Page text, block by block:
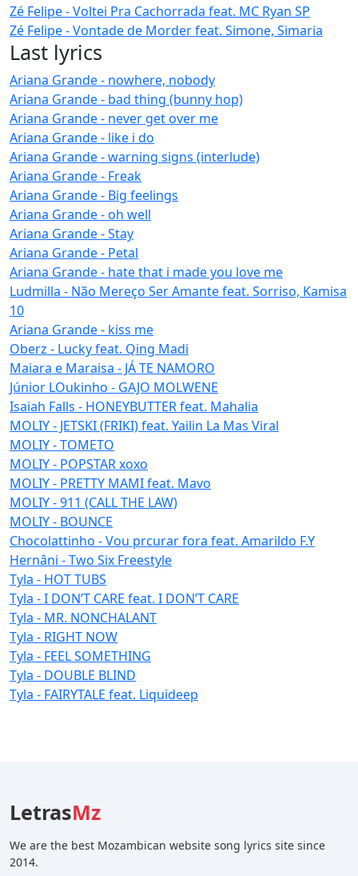
Zé Felipe - Voltei Pra Cachorrada feat. MC Ryan SP
Zé Felipe - Vontade de Morder feat. Simone, Simaria
Last lyrics
Ariana Grande - nowhere, nobody
Ariana Grande - bad thing (bunny hop)
Ariana Grande - never get over me
Ariana Grande - like i do
Ariana Grande - warning signs (interlude)
Ariana Grande - Freak
Ariana Grande - Big feelings
Ariana Grande - oh well
Ariana Grande - Stay
Ariana Grande - Petal
Ariana Grande - hate that i made you love me
Ludmilla - Não Mereço Ser Amante feat. Sorriso, Kamisa
10
Ariana Grande - kiss me
Oberz - Lucky feat. Qing Madi
Maiara e Maraisa - JÁ TE NAMORO
Júnior LOukinho - GAJO MOLWENE
Isaiah Falls - HONEYBUTTER feat. Mahalia
MOLIY - JETSKI (FRIKI) feat. Yailin La Mas Viral
MOLIY - TOMETO
MOLIY - POPSTAR xoxo
MOLIY - PRETTY MAMI feat. Mavo
MOLIY - 911 (CALL THE LAW)
MOLIY - BOUNCE
Chocolattinho - Vou prcurar fora feat. Amarildo F.Y
Hernâni - Two Six Freestyle
Tyla - HOT TUBS
Tyla - I DON’T CARE feat. I DON’T CARE
Tyla - MR. NONCHALANT
Tyla - RIGHT NOW
Tyla - FEEL SOMETHING
Tyla - DOUBLE BLIND
Tyla - FAIRYTALE feat. Liquideep
LetrasMz
We are the best Mozambican website song lyrics site since
2014.